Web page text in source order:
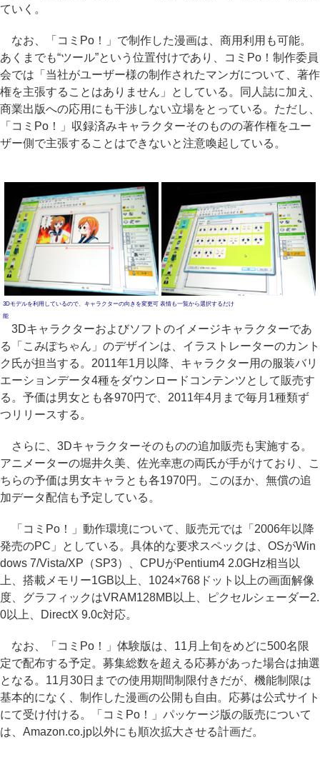
ていく。
なお、「コミPo！」で制作した漫画は、商用利用も可能。
あくまでも“ツール”という位置付けであり、コミPo！制作委員
会では「当社がユーザー様の制作されたマンガについて、著作
権を主張することはありません」としている。同人誌に加え、
商業出版への応用にも干渉しない立場をとっている。ただし、
「コミPo！」収録済みキャラクターそのものの著作権をユー
ザー側で主張することはできないと注意喚起している。
3Dモデルを利用しているので、キャラクターの向きを変更可
能
表情も一覧から選択するだけ
3Dキャラクターおよびソフトのイメージキャラクターであ
る「こみぽちゃん」のデザインは、イラストレーターのカント
ク氏が担当する。2011年1月以降、キャラクター用の服装バリ
エーションデータ4種をダウンロードコンテンツとして販売す
る。予価は男女とも各970円で、2011年4月まで毎月1種類ず
つリリースする。
さらに、3Dキャラクターそのものの追加販売も実施する。
アニメーターの堀井久美、佐光幸恵の両氏が手がけており、こ
ちらの予価は男女キャラとも各1970円。このほか、無償の追
加データ配信も予定している。
「コミPo！」動作環境について、販売元では「2006年以降
発売のPC」としている。具体的な要求スペックは、OSがWin
dows 7/Vista/XP（SP3）、CPUがPentium4 2.0GHz相当以
上、搭載メモリー1GB以上、1024×768ドット以上の画面解像
度、グラフィックはVRAM128MB以上、ピクセルシェーダー2.
0以上、DirectX 9.0c対応。
なお、「コミPo！」体験版は、11月上旬をめどに500名限
定で配布する予定。募集総数を超える応募があった場合は抽選
となる。11月30日までの使用期間制限付きだが、機能制限は
基本的になく、制作した漫画の公開も自由。応募は公式サイト
にて受け付ける。「コミPo！」パッケージ版の販売について
は、Amazon.co.jp以外にも順次拡大させる計画だ。